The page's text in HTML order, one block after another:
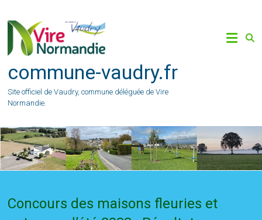
content
commune-vaudry.fr
Site officiel de Vaudry, commune déléguée de Vire
Normandie.
Concours des maisons fleuries et